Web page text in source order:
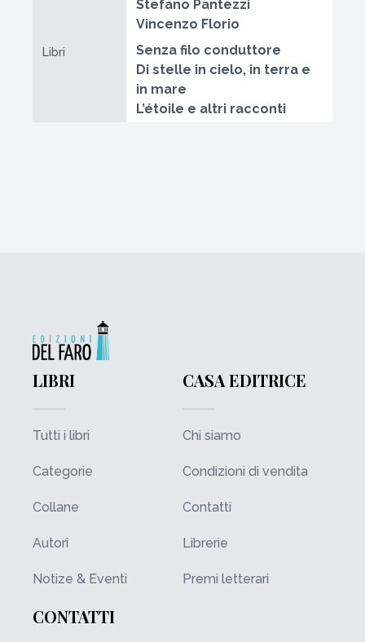
Stefano Pantezzi
Vincenzo Florio
Libri
Senza filo conduttore
Di stelle in cielo, in terra e
in mare
L’étoile e altri racconti
LIBRI
Tutti i libri
Categorie
Collane
Autori
Notize & Eventi
CASA EDITRICE
Chi siamo
Condizioni di vendita
Contatti
Librerie
Premi letterari
CONTATTI